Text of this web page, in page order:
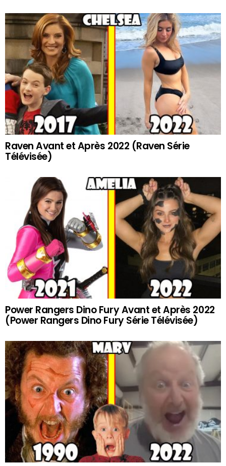
Raven Avant et Après 2022 (Raven Série
Télévisée)
Power Rangers Dino Fury Avant et Après 2022
(Power Rangers Dino Fury Série Télévisée)